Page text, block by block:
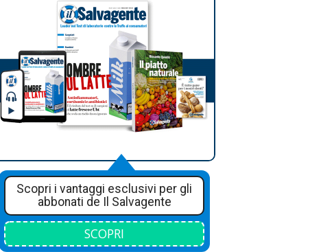
Scopri i vantaggi esclusivi per gli
abbonati de Il Salvagente
SCOPRI